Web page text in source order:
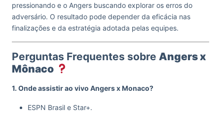
pressionando e o Angers buscando explorar os erros do
adversário. O resultado pode depender da eficácia nas
finalizações e da estratégia adotada pelas equipes.
Perguntas Frequentes sobre Angers x
Mônaco
1. Onde assistir ao vivo Angers x Monaco?
ESPN Brasil e Star+.